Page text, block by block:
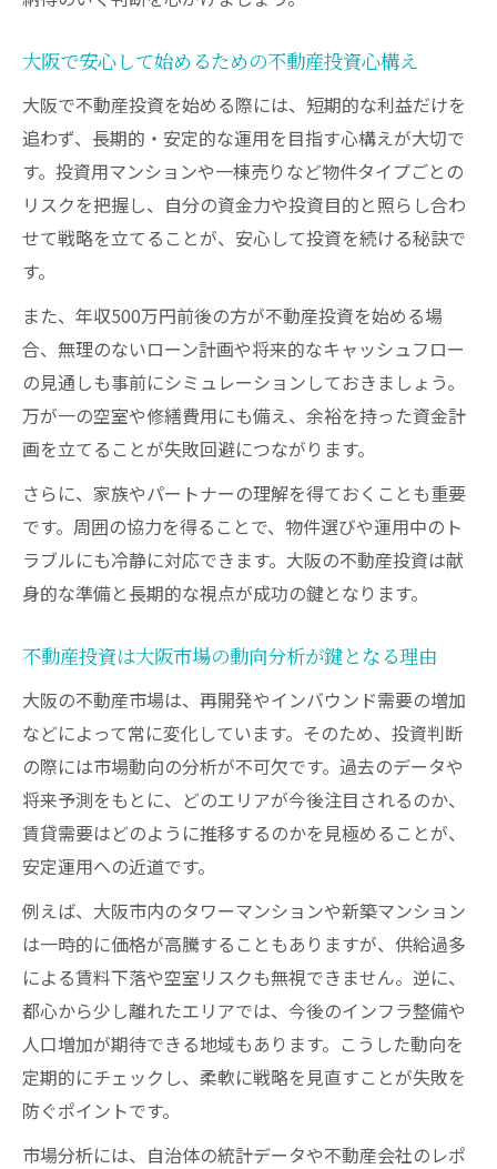
大阪で安心して始めるための不動産投資心構え
大阪で不動産投資を始める際には、短期的な利益だけを
追わず、長期的・安定的な運用を目指す心構えが大切で
す。投資用マンションや一棟売りなど物件タイプごとの
リスクを把握し、自分の資金力や投資目的と照らし合わ
せて戦略を立てることが、安心して投資を続ける秘訣で
す。
また、年収500万円前後の方が不動産投資を始める場
合、無理のないローン計画や将来的なキャッシュフロー
の見通しも事前にシミュレーションしておきましょう。
万が一の空室や修繕費用にも備え、余裕を持った資金計
画を立てることが失敗回避につながります。
さらに、家族やパートナーの理解を得ておくことも重要
です。周囲の協力を得ることで、物件選びや運用中のト
ラブルにも冷静に対応できます。大阪の不動産投資は献
身的な準備と長期的な視点が成功の鍵となります。
不動産投資は大阪市場の動向分析が鍵となる理由
大阪の不動産市場は、再開発やインバウンド需要の増加
などによって常に変化しています。そのため、投資判断
の際には市場動向の分析が不可欠です。過去のデータや
将来予測をもとに、どのエリアが今後注目されるのか、
賃貸需要はどのように推移するのかを見極めることが、
安定運用への近道です。
例えば、大阪市内のタワーマンションや新築マンション
は一時的に価格が高騰することもありますが、供給過多
による賃料下落や空室リスクも無視できません。逆に、
都心から少し離れたエリアでは、今後のインフラ整備や
人口増加が期待できる地域もあります。こうした動向を
定期的にチェックし、柔軟に戦略を見直すことが失敗を
防ぐポイントです。
市場分析には、自治体の統計データや不動産会社のレポ